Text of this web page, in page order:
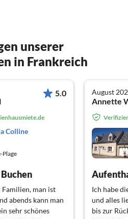
unserer
in Frankreich
5.0
Colline
Plage
man ist
abends kann man
sehr schönes
August
Ich habe
und alles
bis zur